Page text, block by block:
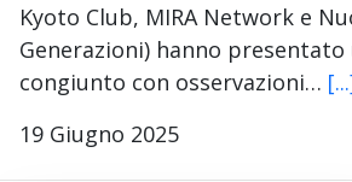
Kyoto Club, MIRA Network e
Generazioni) hanno
congiunto con osservazioni…
19 Giugno 2025